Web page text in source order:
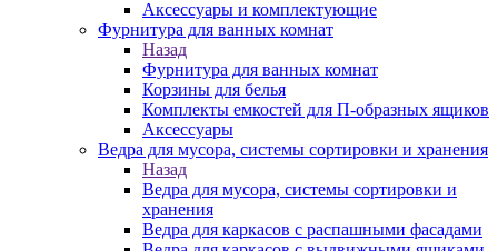
Аксессуары и комплектующие
Фурнитура для ванных комнат
Назад
Фурнитура для ванных комнат
Корзины для белья
Комплекты емкостей для П-образных ящиков
Аксессуары
Ведра для мусора, системы сортировки и хранения
Назад
Ведра для мусора, системы сортировки и
хранения
Ведра для каркасов с распашными фасадами